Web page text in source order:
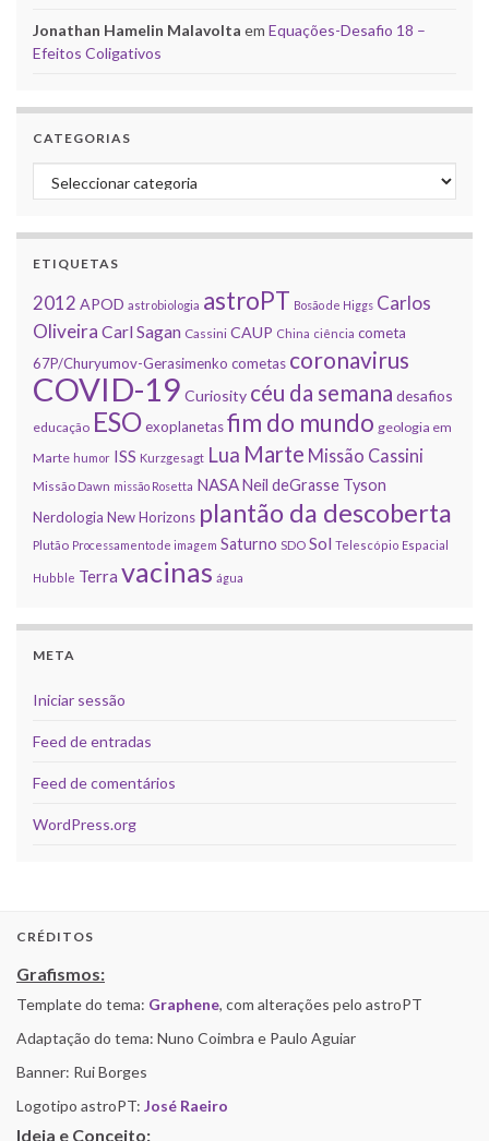
Jonathan Hamelin Malavolta em Equações-Desafio 18 –
Efeitos Coligativos
CATEGORIAS
Categorias
ETIQUETAS
2012 APOD astrobiologia astroPT Bosão de Higgs Carlos
Oliveira Carl Sagan Cassini CAUP China ciência cometa
67P/Churyumov-Gerasimenko cometas coronavirus
COVID-19 Curiosity céu da semana desafios
educação ESOexoplanetasfim do mundo geologia em
Marte humor ISS Kurzgesagt Lua Marte Missão Cassini
Missão Dawn missão Rosetta NASANeil deGrasse Tyson
Nerdologia New Horizons plantão da descoberta
Plutão Processamento de imagem Saturno SDO Sol Telescópio Espacial
Hubble Terra vacinas água
META
Iniciar sessão
Feed de entradas
Feed de comentários
WordPress.org
CRÉDITOS
Grafismos:
Template do tema: Graphene, com alterações pelo astroPT
Adaptação do tema: Nuno Coimbra e Paulo Aguiar
Banner: Rui Borges
Logotipo astroPT: José Raeiro
Ideia e Conceito: